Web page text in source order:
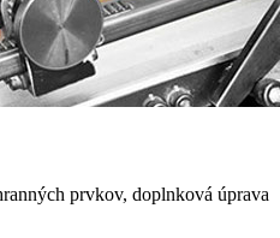
prvkov, doplnková úprava